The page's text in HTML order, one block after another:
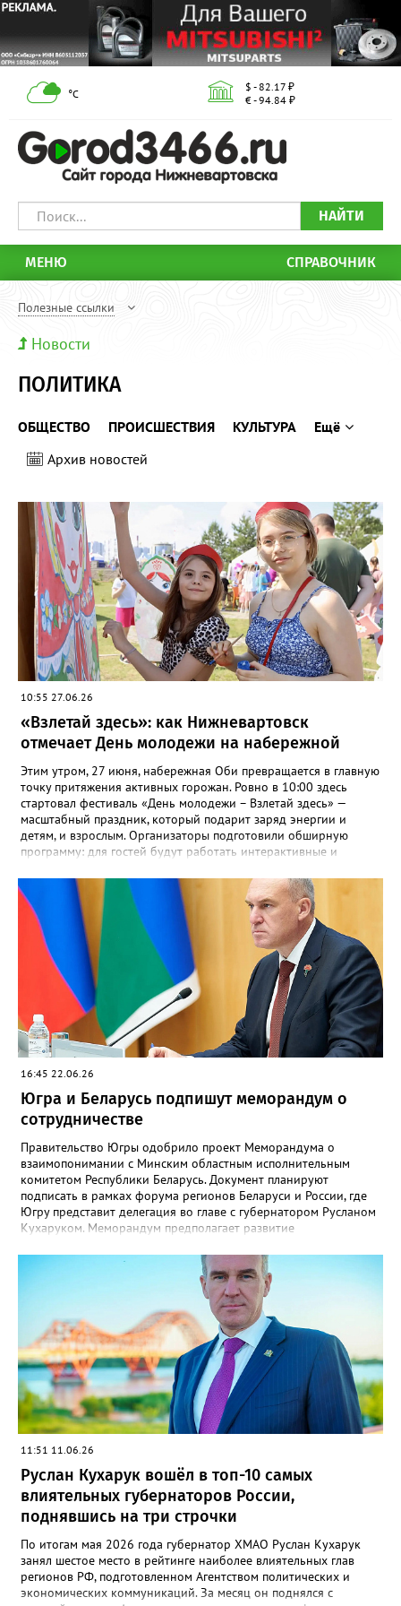
°С
$ - 82.17 ₽
€ - 94.84 ₽
НАЙТИ
МЕНЮ СПРАВОЧНИК
Полезные ссылки
Новости
ПОЛИТИКА
ОБЩЕСТВО ПРОИСШЕСТВИЯ КУЛЬТУРА
Ещё
Архив новостей
10:55 27.06.26
«Взлетай здесь»: как Нижневартовск
отмечает День молодежи на набережной
Этим утром, 27 июня, набережная Оби превращается в главную
точку притяжения активных горожан. Ровно в 10:00 здесь
стартовал фестиваль «День молодежи – Взлетай здесь» —
масштабный праздник, который подарит заряд энергии и
детям, и взрослым. Организаторы подготовили обширную
программу: для гостей будут работать интерактивные и
Отдельного внимания заслуживают спортивные активности,
включая лазертаг, а также технозоны для любителей
современных технологий. Мероприятие ориентировано на
детей, молодежь и семейные аудитории. Важное дополнение
для автомобилистов: с 8:00 до 23:00 в связи с проведением
фестиваля будет частично перекрыто движение. Ограничения
коснутся улицы Г.И. Пикмана (от дома №8 по улице 60 лет
Октября до улицы Мусы Джалиля) и проспекта Победы (от
улицы 60 лет Октября до улицы Г.И. Пикмана). Водителей
просят заранее выбирать пути объезда. Ранее Gorod3466.ru
сообщал, что группа «Нестройные» выступит на главной сцене
Нижневартовска в День молодёжи.
16:45 22.06.26
Югра и Беларусь подпишут меморандум о
сотрудничестве
Правительство Югры одобрило проект Меморандума о
взаимопонимании с Минским областным исполнительным
комитетом Республики Беларусь. Документ планируют
подписать в рамках форума регионов Беларуси и России, где
Югру представит делегация во главе с губернатором Русланом
Кухаруком. Меморандум предполагает развитие
товарооборота и культурный обмен между Югрой и Минской
областью. «В составе российской делегации примут участие
представители Югры. Я думаю, это позволит перезагрузить
наши отношения в части экономического сотрудничества,
увеличения товарооборота и культурного обмена», — отметил
губернатор Руслан Кухарук.
11:51 11.06.26
Руслан Кухарук вошёл в топ-10 самых
влиятельных губернаторов России,
поднявшись на три строчки
По итогам мая 2026 года губернатор ХМАО Руслан Кухарук
занял шестое место в рейтинге наиболее влиятельных глав
регионов РФ, подготовленном Агентством политических и
экономических коммуникаций. За месяц он поднялся с